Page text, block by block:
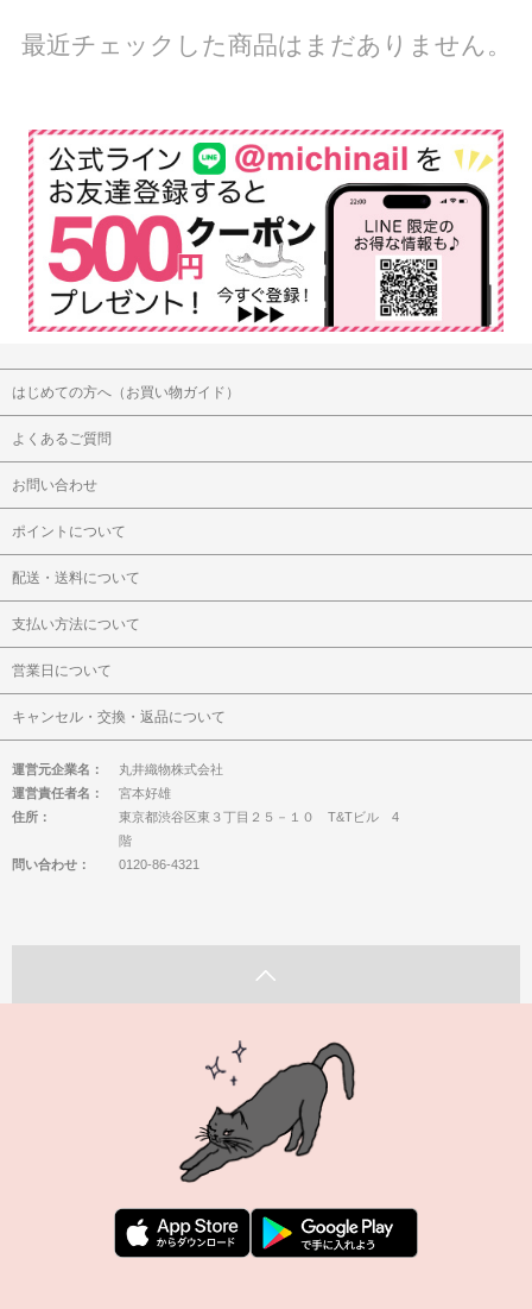
最近チェックした商品はまだありません。
はじめての方へ（お買い物ガイド）
よくあるご質問
お問い合わせ
ポイントについて
配送・送料について
支払い方法について
営業日について
キャンセル・交換・返品について
運営元企業名：
丸井織物株式会社
運営責任者名：
宮本好雄
住所：
東京都渋谷区東３丁目２５－１０ T&Tビル 4
階
問い合わせ：
0120-86-4321